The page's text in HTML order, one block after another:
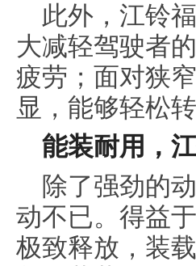
此外，江铃
大减轻驾驶者
疲劳；面对狭
显，能够轻松
能装耐用，
除了强劲的
动不已。得益
极致释放，装